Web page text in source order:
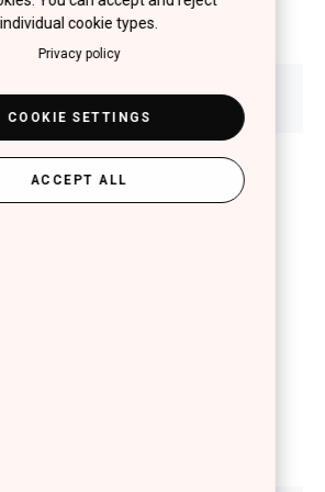
για το απόλυτο ματ
σύνθεση και κλινικά
έως και 10 ώρες που δε
Χαρίζει έντονο χρώμα
εξασφαλίζοντας πλήρη κάλυψη
κρεμώδης, μη κολλώδης υφή
δεν τραβάει, προσφέροντας άνετη
που διαρκεί όλη μέρα. Το
του, προσφέρει ακρίβεια και
εφαρμογή.* Κλινικό τεστ σε 20
σε χαρτομάντιλο/
«very good» στις 10 ώρες.
individual cookie types.
Privacy policy
COOKIE SETTINGS
ACCEPT ALL